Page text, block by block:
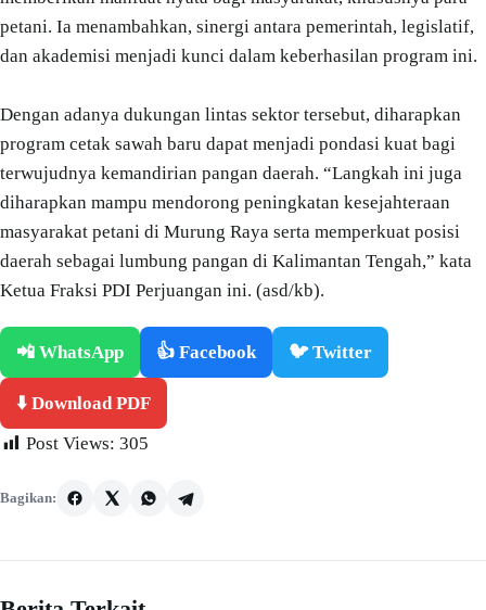
petani. Ia menambahkan, sinergi antara pemerintah, legislatif,
dan akademisi menjadi kunci dalam keberhasilan program ini.
Dengan adanya dukungan lintas sektor tersebut, diharapkan
program cetak sawah baru dapat menjadi pondasi kuat bagi
terwujudnya kemandirian pangan daerah. “Langkah ini juga
diharapkan mampu mendorong peningkatan kesejahteraan
masyarakat petani di Murung Raya serta memperkuat posisi
daerah sebagai lumbung pangan di Kalimantan Tengah,” kata
Ketua Fraksi PDI Perjuangan ini. (asd/kb).
📲 WhatsApp 👍 Facebook 🐦 Twitter
⬇️ Download PDF
Post Views: 305
Bagikan: